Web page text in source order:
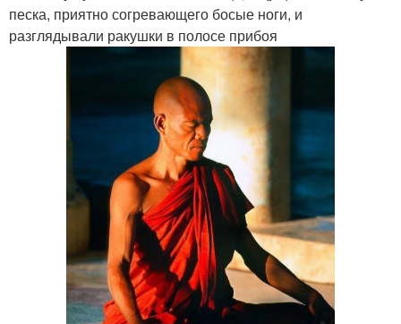
песка, приятно согревающего босые ноги, и
разглядывали ракушки в полосе прибоя